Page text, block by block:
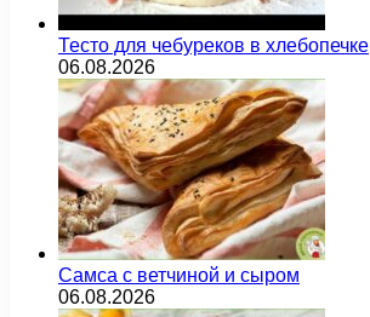
Тесто для чебуреков в хлебопечке
06.08.2026
Самса с ветчиной и сыром
06.08.2026